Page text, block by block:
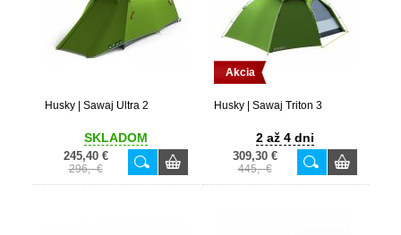
Husky | Sawaj Ultra 2
SKLADOM
245,40 €
296,- €
Akcia
Husky | Sawaj Triton 3
2 až 4 dni
309,30 €
445,- €